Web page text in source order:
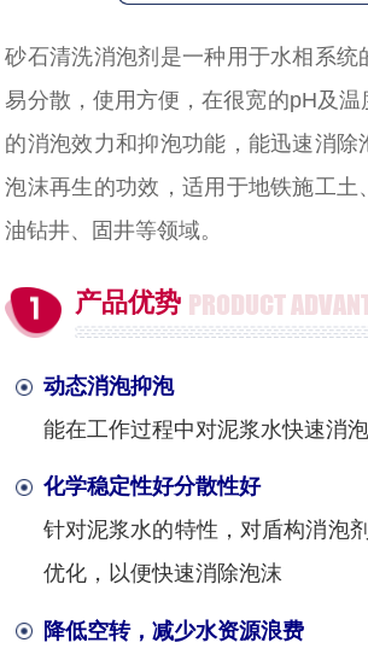
砂石清洗消泡剂是一种用于水相系统
易分散，使用方便，在很宽的pH及温
的消泡效力和抑泡功能，能迅速消除
泡沫再生的功效，适用于地铁施工土
油钻井、固井等领域。
产品优势 PRODUCT
动态消泡抑泡
能在工作过程中对泥浆水快速消
化学稳定性好分散性好
针对泥浆水的特性，对盾构消泡
优化，以便快速消除泡沫
降低空转，减少水资源浪费